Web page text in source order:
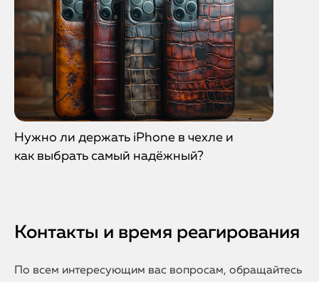
Нужно ли держать iPhone в чехле и
как выбрать самый надёжный?
Контакты и время реагирования
По всем интересующим вас вопросам, обращайтесь